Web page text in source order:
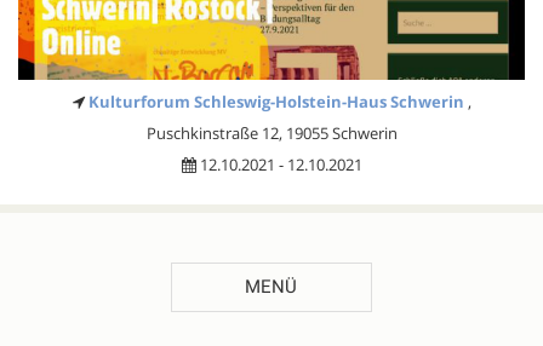
Kulturforum Schleswig-Holstein-Haus Schwerin ,
Puschkinstraße 12, 19055 Schwerin
12.10.2021 - 12.10.2021
MENÜ